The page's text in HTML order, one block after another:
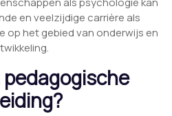
en veelzijdige carrière als
op het gebied van onderwijs en